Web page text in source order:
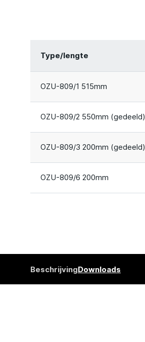
Type/lengte
OZU-809/1 515mm
OZU-809/2 550mm (gedeeld)
OZU-809/3 200mm (gedeeld)
OZU-809/6 200mm
BeschrijvingDownloads